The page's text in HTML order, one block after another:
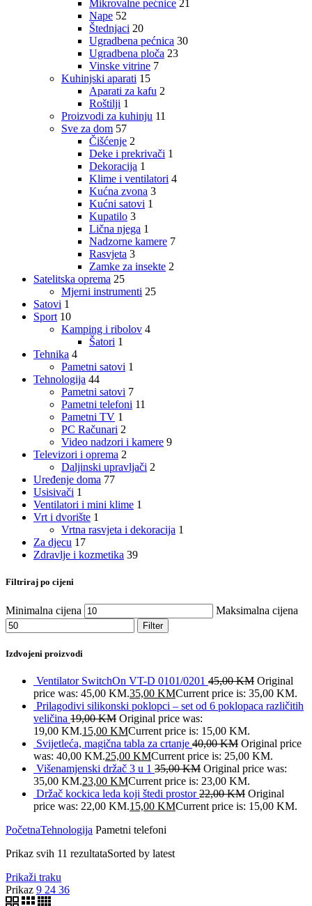
Mikrovalne pećnice 21
Nape 52
Štednjaci 20
Ugradbena pećnica 30
Ugradbena ploča 23
Vinske vitrine 7
Kuhinjski aparati 15
Aparati za kafu 2
Roštilji 1
Proizvodi za kuhinju 11
Sve za dom 57
Čišćenje 2
Deke i prekrivači 1
Dekoracija 1
Klime i ventilatori 4
Kućna zvona 3
Kućni satovi 1
Kupatilo 3
Lična njega 1
Nadzorne kamere 7
Rasvjeta 3
Zamke za insekte 2
Satelitska oprema 25
Mjerni instrumenti 25
Satovi 1
Sport 10
Kamping i ribolov 4
Šatori 1
Tehnika 4
Pametni satovi 1
Tehnologija 44
Pametni satovi 7
Pametni telefoni 11
Pametni TV 1
PC Računari 2
Video nadzori i kamere 9
Televizori i oprema 2
Daljinski upravljači 2
Uređenje doma 77
Usisivači 1
Ventilatori i mini klime 1
Vrt i dvorište 1
Vrtna rasvjeta i dekoracija 1
Za djecu 17
Zdravlje i kozmetika 39
Filtriraj po cijeni
Minimalna cijena Maksimalna cijena
Filter
Izdvojeni proizvodi
Ventilator SwitchOn VT-D 0101/0201 45,00KM Original
price was: 45,00 KM.35,00 KMCurrent price is: 35,00 KM.
Prilagodivi silikonski poklopci – set od 6 poklopaca različitih
veličina 19,00KM Original price was:
19,00 KM.15,00 KMCurrent price is: 15,00 KM.
Svijetleća, magična tabla za crtanje 40,00KM Original price
was: 40,00 KM.25,00 KMCurrent price is: 25,00 KM.
Višenamjenski držač 3 u 1 35,00KM Original price was:
35,00 KM.23,00 KMCurrent price is: 23,00 KM.
Držač kockica leda koji štedi prostor22,00KM Original
price was: 22,00 KM.15,00 KMCurrent price is: 15,00 KM.
PočetnaTehnologija Pametni telefoni
Prikaz svih 11 rezultataSorted by latest
Prikaži traku
Prikaz 9 24 36